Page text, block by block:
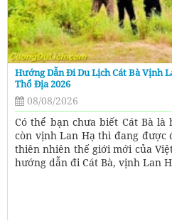
Hướng Dẫn Đi Du Lịch Cát Bà Vịnh
Thổ Địa 2026
08/08/2026
Có thể bạn chưa biết Cát Bà
còn vịnh Lan Hạ thì đang
thiên nhiên thế giới mới của
hướng dẫn đi Cát Bà, vịnh Lan